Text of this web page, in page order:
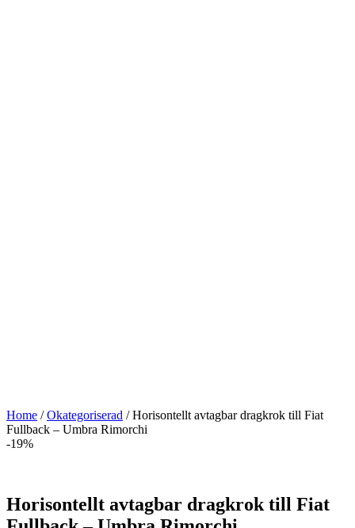
Home /Okategoriserad / Horisontellt avtagbar dragkrok till Fiat
Fullback – Umbra Rimorchi
-19%
Horisontellt avtagbar dragkrok till Fiat